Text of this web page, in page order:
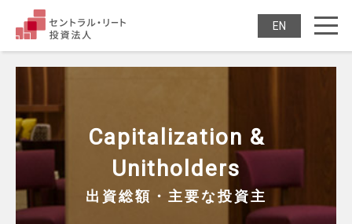
セントラル・リート
ENGLISH
Capitalization &
Unitholders
出資総額・主要な投資主